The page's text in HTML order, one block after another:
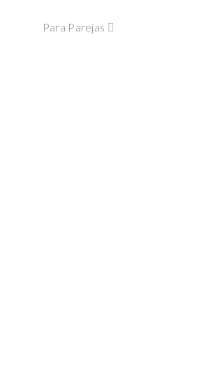
Para Parejas